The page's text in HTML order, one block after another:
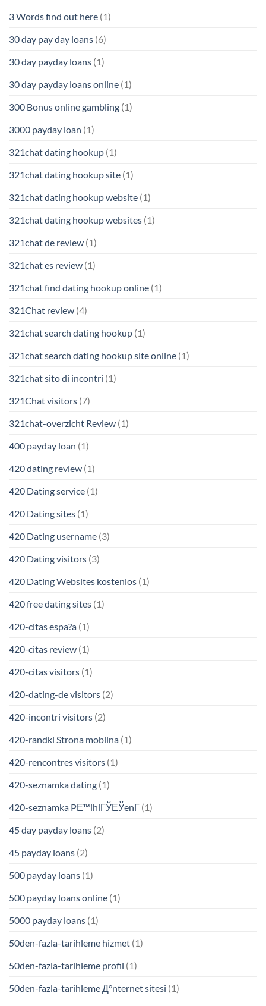
3 Words find out here (1)
30 day pay day loans (6)
30 day payday loans (1)
30 day payday loans online (1)
300 Bonus online gambling (1)
3000 payday loan (1)
321chat dating hookup (1)
321chat dating hookup site (1)
321chat dating hookup website (1)
321chat dating hookup websites (1)
321chat de review (1)
321chat es review (1)
321chat find dating hookup online (1)
321Chat review (4)
321chat search dating hookup (1)
321chat search dating hookup site online (1)
321chat sito di incontri (1)
321Chat visitors (7)
321chat-overzicht Review (1)
400 payday loan (1)
420 dating review (1)
420 Dating service (1)
420 Dating sites (1)
420 Dating username (3)
420 Dating visitors (3)
420 Dating Websites kostenlos (1)
420 free dating sites (1)
420-citas espa?a (1)
420-citas review (1)
420-citas visitors (1)
420-dating-de visitors (2)
420-incontri visitors (2)
420-randki Strona mobilna (1)
420-rencontres visitors (1)
420-seznamka dating (1)
420-seznamka PЕ™ihlГЎЕЎenГ­ (1)
45 day payday loans (2)
45 payday loans (2)
500 payday loans (1)
500 payday loans online (1)
5000 payday loans (1)
50den-fazla-tarihleme hizmet (1)
50den-fazla-tarihleme profil (1)
50den-fazla-tarihleme Д°nternet sitesi (1)